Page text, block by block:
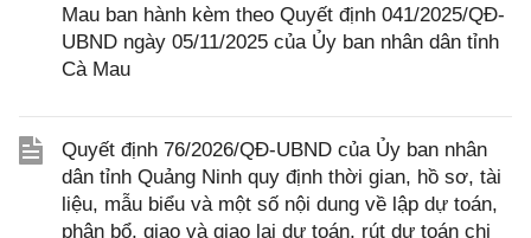
Mau ban hành kèm theo Quyết định 041/2025/QĐ-
UBND ngày 05/11/2025 của Ủy ban nhân dân tỉnh
Cà Mau
Quyết định 76/2026/QĐ-UBND của Ủy ban nhân
dân tỉnh Quảng Ninh quy định thời gian, hồ sơ, tài
liệu, mẫu biểu và một số nội dung về lập dự toán,
phân bổ, giao và giao lại dự toán, rút dự toán chi